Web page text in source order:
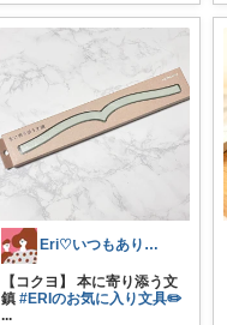
Eri♡いつもありがとうʕ•ᴥ•ʔ♡
【コクヨ】 本に寄り添う文
鎮#ERIのお気に入り文具✏️
...